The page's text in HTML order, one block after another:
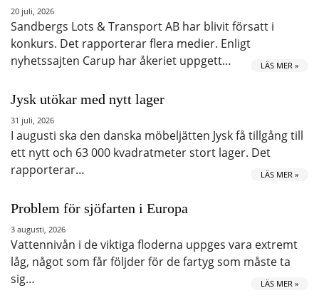
20 juli, 2026
Sandbergs Lots & Transport AB har blivit försatt i
konkurs. Det rapporterar flera medier. Enligt
nyhetssajten Carup har åkeriet uppgett…
LÄS MER »
Jysk utökar med nytt lager
31 juli, 2026
I augusti ska den danska möbeljätten Jysk få tillgång till
ett nytt och 63 000 kvadratmeter stort lager. Det
rapporterar…
LÄS MER »
Problem för sjöfarten i Europa
3 augusti, 2026
Vattennivån i de viktiga floderna uppges vara extremt
låg, något som får följder för de fartyg som måste ta
sig…
LÄS MER »